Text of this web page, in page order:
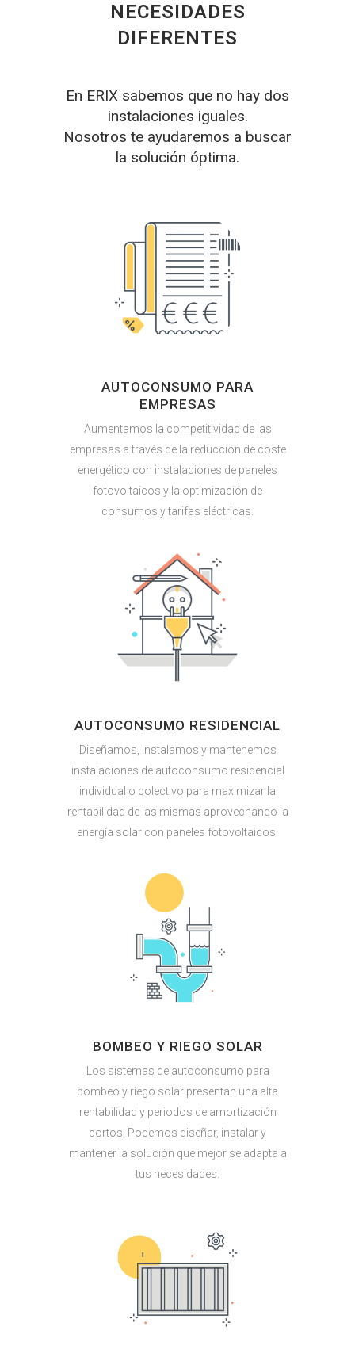
NECESIDADES
DIFERENTES
En ERIX sabemos que no hay dos
instalaciones iguales.
Nosotros te ayudaremos a buscar
la solución óptima.
AUTOCONSUMO PARA
EMPRESAS
Aumentamos la competitividad de las
empresas a través de la reducción de coste
energético con instalaciones de paneles
fotovoltaicos y la optimización de
consumos y tarifas eléctricas.
AUTOCONSUMO RESIDENCIAL
Diseñamos, instalamos y mantenemos
instalaciones de autoconsumo residencial
individual o colectivo para maximizar la
rentabilidad de las mismas aprovechando la
energía solar con paneles fotovoltaicos.
BOMBEO Y RIEGO SOLAR
Los sistemas de autoconsumo para
bombeo y riego solar presentan una alta
rentabilidad y periodos de amortización
cortos. Podemos diseñar, instalar y
mantener la solución que mejor se adapta a
tus necesidades.